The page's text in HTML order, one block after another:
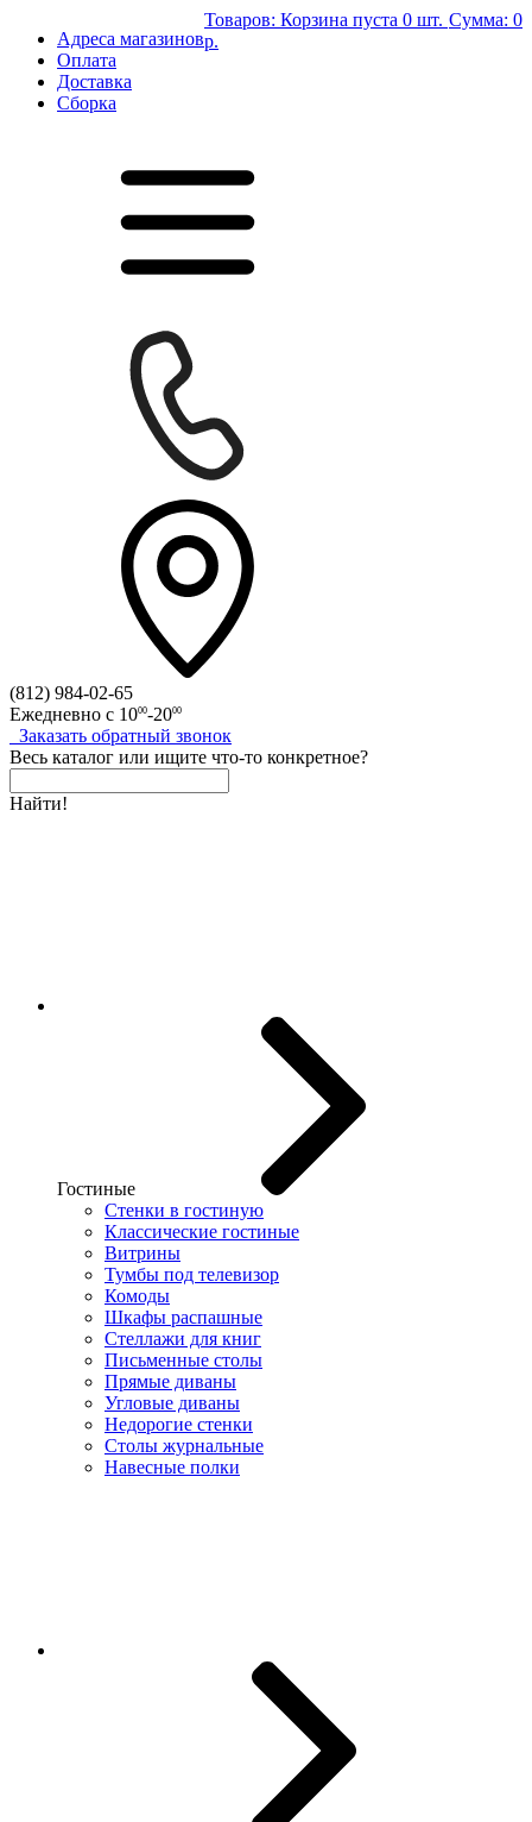
Адреса магазинов
Оплата
Доставка
Сборка
Товаров: Корзина пуста 0 шт. Сумма: 0
р.
(812) 984-02-65
Ежедневно с 1000-2000
Заказать обратный звонок
Весь каталог или ищите что-то конкретное?
Найти!
Гостиные
Стенки в гостиную
Классические гостиные
Витрины
Тумбы под телевизор
Комоды
Шкафы распашные
Стеллажи для книг
Письменные столы
Прямые диваны
Угловые диваны
Недорогие стенки
Столы журнальные
Навесные полки